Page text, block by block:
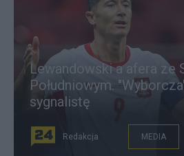
Lewandowski a afera ze
Południowym.
sygnalistę
Redakcja MEDIA